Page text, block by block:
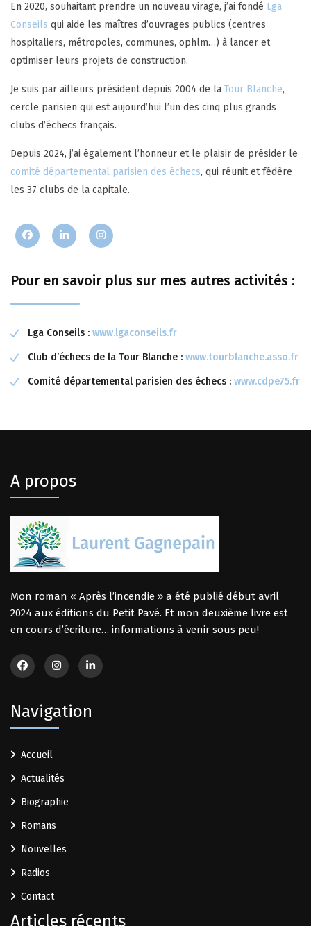
En 2020, souhaitant prendre un nouveau virage, j’ai fondé Lga
Conseils qui aide les maîtres d’ouvrages publics (centres
hospitaliers, métropoles, communes, ophlm…) à lancer et
optimiser leurs projets de construction.
Je suis par ailleurs président depuis 2004 de la Tour Blanche,
cercle parisien qui est aujourd’hui l’un des cinq plus grands
clubs d’échecs français.
Depuis 2024, j’ai également l’honneur et le plaisir de présider le
comité départemental parisien des échecs, qui réunit et fédère
les 37 clubs de la capitale.
Pour en savoir plus sur mes autres activités :
Lga Conseils : www.lgaconseils.fr
Club d’échecs de la Tour Blanche : www.tourblanche.asso.fr
Comité départemental parisien des échecs : www.cdpe75.fr
A propos
Mon roman « Après l’incendie » a été publié début avril
2024 aux éditions du Petit Pavé. Et mon deuxième livre est
en cours d’écriture… informations à venir sous peu!
Navigation
Accueil
Actualités
Biographie
Romans
Nouvelles
Radios
Contact
Articles récents